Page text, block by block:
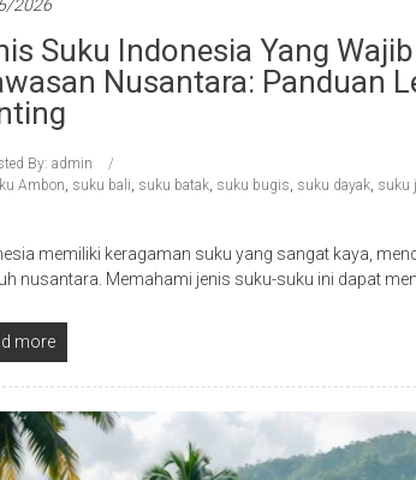
2026
Suku Indonesia Yang
Nusantara: Panduan
By: admin
Ambon, suku bali, suku batak, suku bugis, suku dayak, suku
memiliki keragaman suku yang sangat kaya,
nusantara. Memahami jenis suku-suku ini dapat
more